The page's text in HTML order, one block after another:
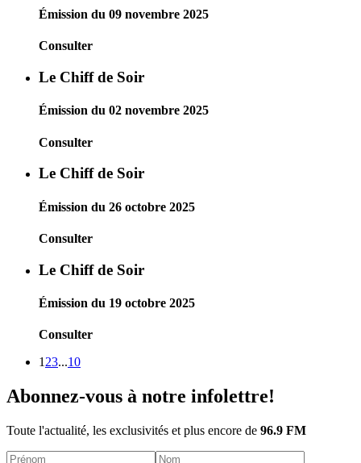
Émission du 09 novembre 2025
Consulter
Le Chiff de Soir
Émission du 02 novembre 2025
Consulter
Le Chiff de Soir
Émission du 26 octobre 2025
Consulter
Le Chiff de Soir
Émission du 19 octobre 2025
Consulter
1 23...10
Abonnez-vous à notre infolettre!
Toute l'actualité, les exclusivités et plus encore de 96.9 FM